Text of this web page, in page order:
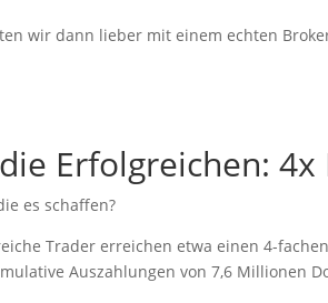
wir dann lieber mit einem echten
Erfolgreichen: 4x
es schaffen?
Trader erreichen etwa einen 4-
Auszahlungen von 7,6 Millionen